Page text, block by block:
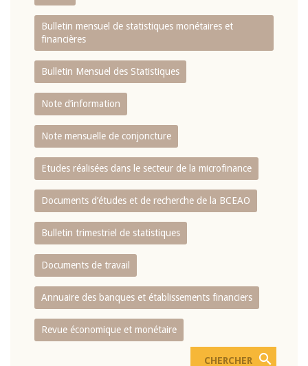
Bulletin mensuel de statistiques monétaires et
financières
Bulletin Mensuel des Statistiques
Note d’information
Note mensuelle de conjoncture
Etudes réalisées dans le secteur de la microfinance
Documents d’études et de recherche de la BCEAO
Bulletin trimestriel de statistiques
Documents de travail
Annuaire des banques et établissements financiers
Revue économique et monétaire